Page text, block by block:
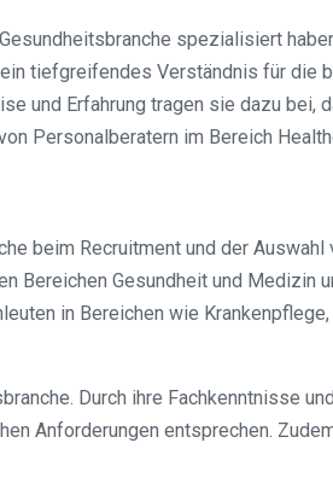
spezialisiert
tiefgreifendes Verständnis für die
und Erfahrung tragen sie dazu bei,
Personalberatern im Bereich
beim Recruitment und der
Gesundheit und Medizin
in Bereichen wie
Durch ihre Fachkenntnisse
Anforderungen entsprechen.